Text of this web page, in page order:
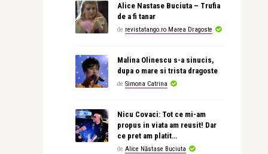
Alice Nastase Buciuta – Trufia
de a fi tanar
de revistatango.ro Marea Dragoste
Malina Olinescu s-a sinucis,
dupa o mare si trista dragoste
de Simona Catrina
Nicu Covaci: Tot ce mi-am
propus in viata am reusit! Dar
ce pret am platit…
de Alice Năstase Buciuta